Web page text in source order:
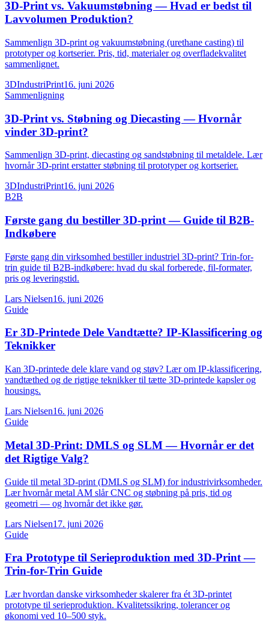
3D-Print vs. Vakuumstøbning — Hvad er bedst til
Lavvolumen Produktion?
Sammenlign 3D-print og vakuumstøbning (urethane casting) til
prototyper og kortserier. Pris, tid, materialer og overfladekvalitet
sammenlignet.
3DIndustriPrint16. juni 2026
Sammenligning
3D-Print vs. Støbning og Diecasting — Hvornår
vinder 3D-print?
Sammenlign 3D-print, diecasting og sandstøbning til metaldele. Lær
hvornår 3D-print erstatter støbning til prototyper og kortserier.
3DIndustriPrint16. juni 2026
B2B
Første gang du bestiller 3D-print — Guide til B2B-
Indkøbere
Første gang din virksomhed bestiller industriel 3D-print? Trin-for-
trin guide til B2B-indkøbere: hvad du skal forberede, fil-formater,
pris og leveringstid.
Lars Nielsen16. juni 2026
Guide
Er 3D-Printede Dele Vandtætte? IP-Klassificering og
Teknikker
Kan 3D-printede dele klare vand og støv? Lær om IP-klassificering,
vandtæthed og de rigtige teknikker til tætte 3D-printede kapsler og
housings.
Lars Nielsen16. juni 2026
Guide
Metal 3D-Print: DMLS og SLM — Hvornår er det
det Rigtige Valg?
Guide til metal 3D-print (DMLS og SLM) for industrivirksomheder.
Lær hvornår metal AM slår CNC og støbning på pris, tid og
geometri — og hvornår det ikke gør.
Lars Nielsen17. juni 2026
Guide
Fra Prototype til Serieproduktion med 3D-Print —
Trin-for-Trin Guide
Lær hvordan danske virksomheder skalerer fra ét 3D-printet
prototype til serieproduktion. Kvalitetssikring, tolerancer og
økonomi ved 10–500 styk.